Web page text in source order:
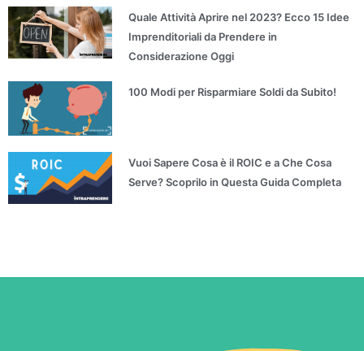
Quale Attività Aprire nel 2023? Ecco 15 Idee
Imprenditoriali da Prendere in
Considerazione Oggi
100 Modi per Risparmiare Soldi da Subito!
Vuoi Sapere Cosa è il ROIC e a Che Cosa
Serve? Scoprilo in Questa Guida Completa